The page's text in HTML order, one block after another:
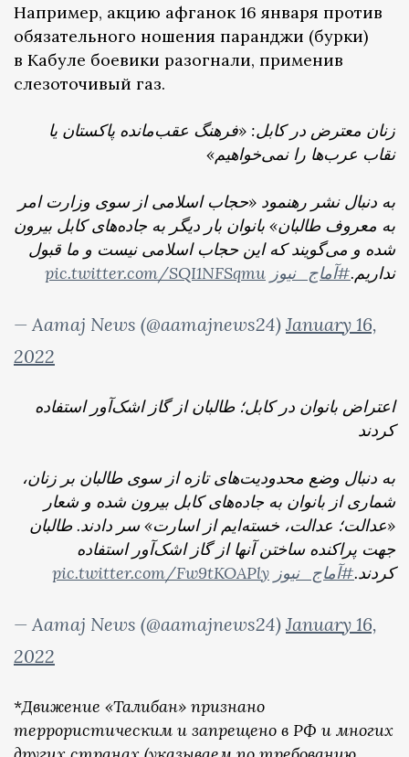
Например, акцию афганок 16 января против
обязательного ношения паранджи (бурки)
в Кабуле боевики разогнали, применив
слезоточивый газ.
زنان معترض در کابل: «فرهنگ عقب‌مانده پاکستان یا
نقاب عرب‌ها را نمی‌خواهیم»
به دنبال نشر رهنمود «حجاب اسلامی از سوی وزارت امر
به معروف طالبان» بانوان بار دیگر به جاده‌های کابل بیرون
شده و می‌گویند که این حجاب اسلامی نیست و ما قبول
نداریم.#آماج_نیوز pic.twitter.com/SQI1NFSqmu
— Aamaj News (@aamajnews24)January 16,
2022
اعتراض بانوان در کابل؛ طالبان از گاز اشک‌آور استفاده
کردند
به دنبال وضع محدودیت‌های تازه از سوی طالبان بر زنان،
شماری از بانوان به جاد‌ه‌های کابل بیرون شده و شعار
«عدالت؛ عدالت، خسته‌ایم از اسارت» سر دادند. طالبان
جهت پراکنده ساختن آنها از گاز اشک‌آور استفاده
کردند.#آماج_نیوز pic.twitter.com/Fw9tKOAPly
— Aamaj News (@aamajnews24)January 16,
2022
*Движение «Талибан» признано
террористическим и запрещено в РФ и многих